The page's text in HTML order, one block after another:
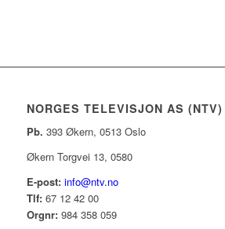
NORGES TELEVISJON AS (NTV)
Pb. 393 Økern, 0513 Oslo
Økern Torgvei 13, 0580
E-post: info@ntv.no
Tlf:67 12 42 00
Orgnr:984 358 059